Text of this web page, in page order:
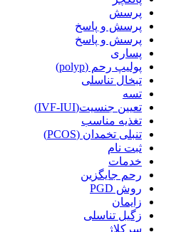
پرسش
پرسش و پاسخ
پرسش و پاسخ
پساری
پولیپ رحم (polyp)
تبخال تناسلی
تسه
تعیین جنسیت(IVF-IUI)
تغذیه مناسب
تنبلی تخمدان (PCOS)
ثبت نام
خدمات
رحم جایگزین
روش PGD
زایمان
زگیل تناسلی
سرکلاژ